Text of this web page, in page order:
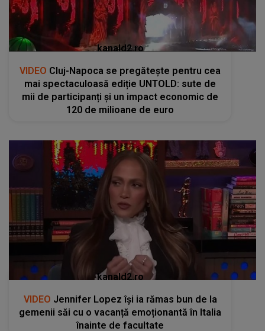
kanald2.ro
VIDEO Cluj-Napoca se pregătește pentru cea
mai spectaculoasă ediție UNTOLD: sute de
mii de participanți și un impact economic de
120 de milioane de euro
kanald2.ro
VIDEO Jennifer Lopez își ia rămas bun de la
gemenii săi cu o vacanță emoționantă în Italia
înainte de facultate